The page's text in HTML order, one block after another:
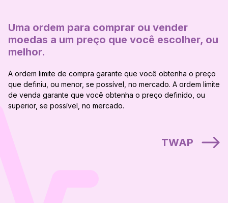
Uma ordem para comprar ou vender
moedas a um preço que você escolher, ou
melhor.
A ordem limite de compra garante que você obtenha o preço
que definiu, ou menor, se possível, no mercado. A ordem limite
de venda garante que você obtenha o preço definido, ou
superior, se possível, no mercado.
TWAP